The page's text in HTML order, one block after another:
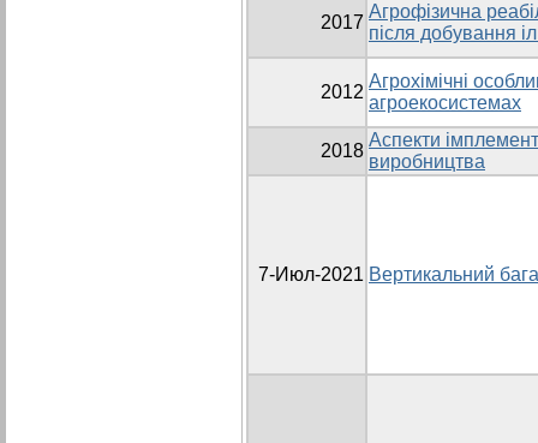
2017
Агрофізична
після добування
2012
Агрохімічні
агроекосистемах
2018
Аспекти
виробництва
7-Июл-2021 Вертикальний